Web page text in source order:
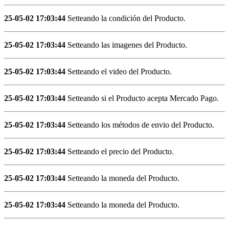
25-05-02 17:03:44 Setteando la condición del Producto.
25-05-02 17:03:44 Setteando las imagenes del Producto.
25-05-02 17:03:44 Setteando el video del Producto.
25-05-02 17:03:44 Setteando si el Producto acepta Mercado Pago.
25-05-02 17:03:44 Setteando los métodos de envio del Producto.
25-05-02 17:03:44 Setteando el precio del Producto.
25-05-02 17:03:44 Setteando la moneda del Producto.
25-05-02 17:03:44 Setteando la moneda del Producto.